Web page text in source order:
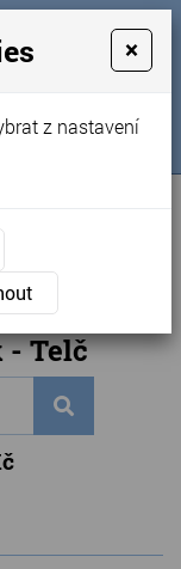
- Telč
×
z nastavení